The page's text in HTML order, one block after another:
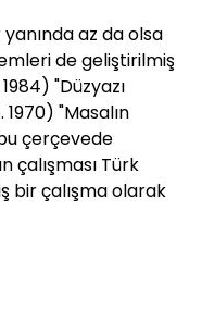
az da olsa
de geliştirilmiş
"Düzyazı
"Masalın
çerçevede
çalışması Türk
bir çalışma olarak